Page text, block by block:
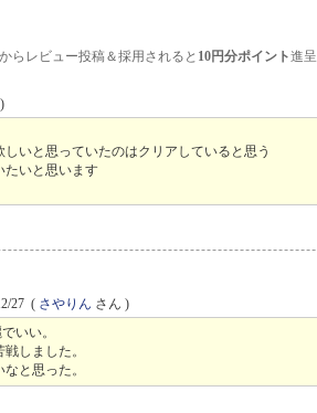
らレビュー投稿＆採用されると 10円分ポイント進呈
いと思っていたのはクリアしていると思う
たいと思います
27 ( さやりん さん )
いい。
しました。
と思った。